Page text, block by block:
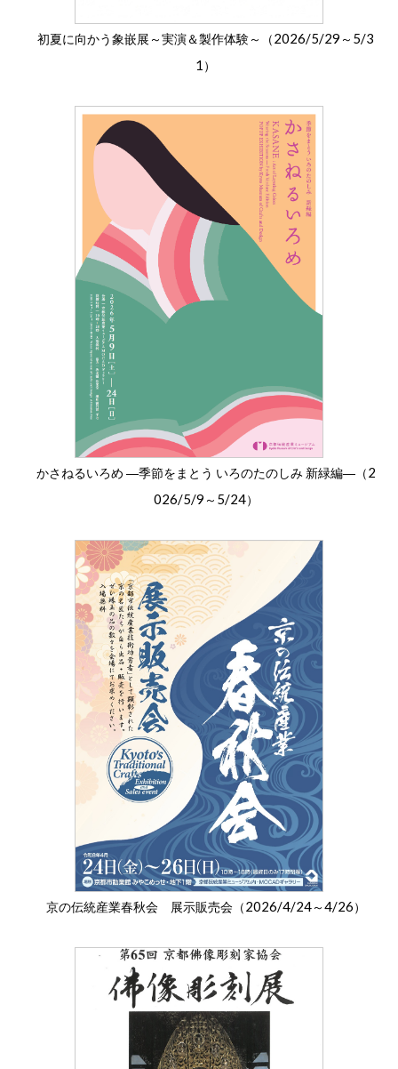
初夏に向かう象嵌展～実演＆製作体験～（2026/5/29 ～ 5/3
1 ）
かさねるいろめ ―季節をまとう いろのたのしみ 新緑編―（2
026/5/9 ～ 5/24）
京の伝統産業春秋会 展示販売会（2026/4/24～4/26）